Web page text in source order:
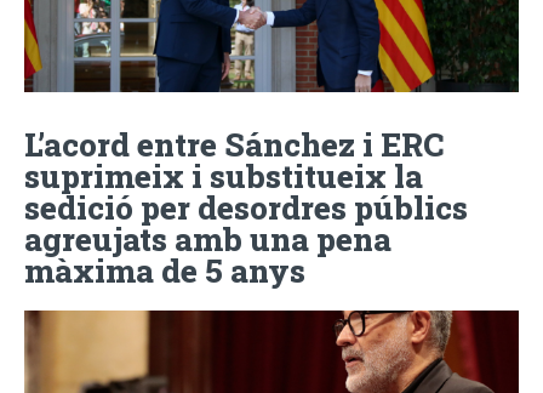
L’acord entre Sánchez i ERC
suprimeix i substitueix la
sedició per desordres públics
agreujats amb una pena
màxima de 5 anys